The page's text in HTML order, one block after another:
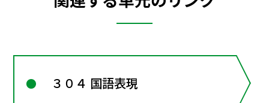
３０４ 国語表現